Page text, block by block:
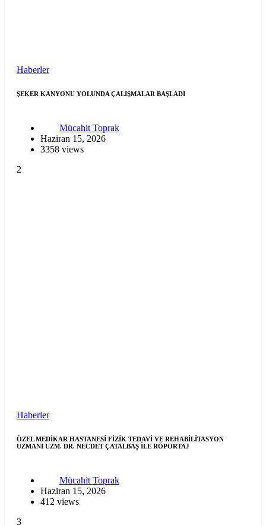
Haberler
ŞEKER KANYONU YOLUNDA ÇALIŞMALAR BAŞLADI
Mücahit Toprak
Haziran 15, 2026
3358 views
2
Haberler
ÖZEL MEDİKAR HASTANESİ FİZİK TEDAVİ VE REHABİLİTASYON
UZMANI UZM. DR. NECDET ÇATALBAŞ İLE RÖPORTAJ
Mücahit Toprak
Haziran 15, 2026
412 views
3